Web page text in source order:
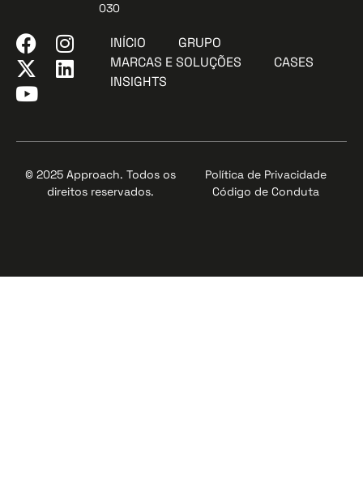
030
INÍCIO
GRUPO
MARCAS E SOLUÇÕES
CASES
INSIGHTS
© 2025 Approach. Todos os
direitos reservados.
Política de Privacidade
Código de Conduta